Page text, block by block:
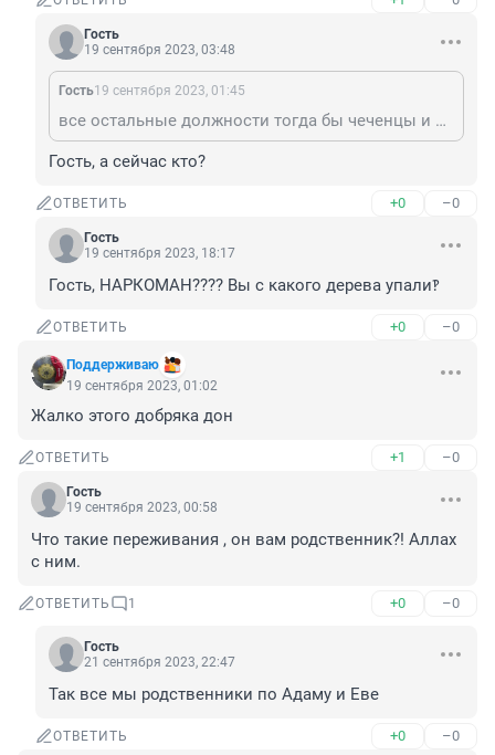
Гость
19 сентября 2023, 03:48
Гость19 сентября 2023, 01:45
все остальные должности тогда бы чеченцы и заняли, а власть в РФ передавали по наследству, но холопам все равно
Гость, а сейчас кто?
ОТВЕТИТЬ +0 –0
Гость
19 сентября 2023, 18:17
Гость, НАРКОМАН???? Вы с какого дерева упали‽
ОТВЕТИТЬ +0 –0
Поддерживаю
19 сентября 2023, 01:02
Жалко этого добряка дон
ОТВЕТИТЬ +1 –0
Гость
19 сентября 2023, 00:58
Что такие переживания , он вам родственник?! Аллах
с ним.
ОТВЕТИТЬ 1 +0 –0
Гость
21 сентября 2023, 22:47
Так все мы родственники по Адаму и Еве
ОТВЕТИТЬ +0 –0